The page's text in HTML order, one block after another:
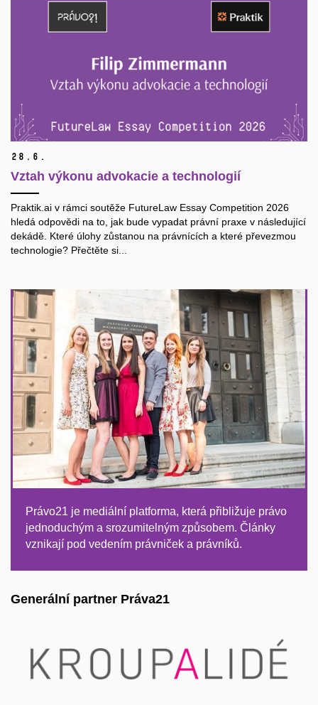
28. 6.
Vztah výkonu advokacie a technologií
Praktik.ai v rámci soutěže FutureLaw Essay Competition 2026
hledá odpovědi na to, jak bude vypadat právní praxe v následující
dekádě. Které úlohy zůstanou na právnících a které převezmou
technologie? Přečtěte si...
Právo21 je mediální platforma, která přibližuje právo
jednoduchým a srozumitelným způsobem. Články
vznikají pod vedením právniček a právníků.
Generální partner Práva21